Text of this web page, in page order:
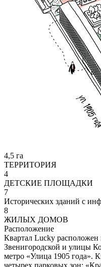
4,5 га
ТЕРРИТОРИЯ
4
ДЕТСКИЕ ПЛОЩАДКИ
7
Исторических зданий с
8
ЖИЛЫХ ДОМОВ
Расположение
Квартал Lucky расположен
Звенигородской и улицы
метро «Улица 1905 года».